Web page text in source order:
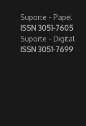
Suporte - Papel
ISSN 3051-7605
Suporte - Digital
ISSN 3051-7699